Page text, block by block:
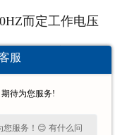
控制器
器
成
而定工作电压
换控制之用。
电流10A。
服
待为您服务!
您服务！😊 有什么问